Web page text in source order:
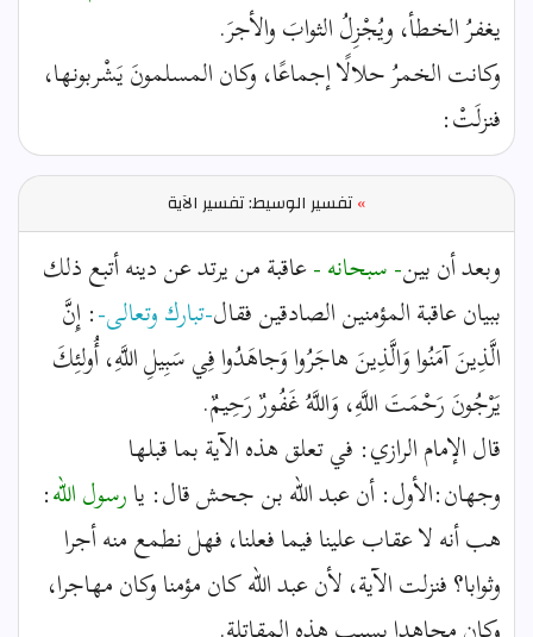
يغفرُ الخطأ، ويُجْزِلُ الثوابَ والأجرَ.
وكانت الخمرُ حلالًا إجماعًا، وكان المسلمونَ يَشْربونها،
فنزلَتْ:
»تفسير الوسيط: تفسير الآية
وبعد أن بين- سبحانه -عاقبة من يرتد عن دينه أتبع ذلك
ببيان عاقبة المؤمنين الصادقين فقال-تبارك وتعالى-: إِنَّ
الَّذِينَ آمَنُوا وَالَّذِينَ هاجَرُوا وَجاهَدُوا فِي سَبِيلِ اللَّهِ، أُولئِكَ
يَرْجُونَ رَحْمَتَ اللَّهِ، وَاللَّهُ غَفُورٌ رَحِيمٌ.
قال الإمام الرازي: في تعلق هذه الآية بما قبلها
وجهان:الأول: أن عبد الله بن جحش قال: يارسول الله:
هب أنه لا عقاب علينا فيما فعلنا، فهل نطمع منه أجرا
وثوابا؟ فنزلت الآية، لأن عبد الله كان مؤمنا وكان مهاجرا،